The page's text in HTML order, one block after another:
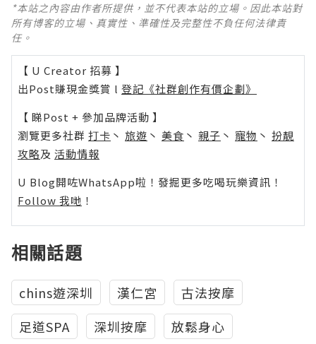
*本站之內容由作者所提供，並不代表本站的立場。因此本站對
所有博客的立場、真實性、準確性及完整性不負任何法律責
任。
【 U Creator 招募 】
出Post賺現金獎賞 l 登記《社群創作有價企劃》
【 睇Post + 參加品牌活動 】
瀏覽更多社群 打卡 丶 旅遊 丶 美食 丶 親子 丶 寵物 丶 扮靚
攻略及 活動情報
U Blog開咗WhatsApp啦！發掘更多吃喝玩樂資訊！
Follow 我哋 ！
相關話題
chins遊深圳 漢仁宮
古法按摩
足道SPA
深圳按摩
放鬆身心